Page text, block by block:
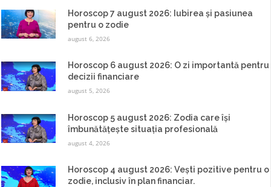
Horoscop 7 august 2026: Iubirea și pasiunea
pentru o zodie
august 6, 2026
Horoscop 6 august 2026: O zi importantă pentru
decizii financiare
august 5, 2026
Horoscop 5 august 2026: Zodia care își
îmbunătățește situația profesională
august 4, 2026
Horoscop 4 august 2026: Vești pozitive pentru o
zodie, inclusiv în plan financiar.